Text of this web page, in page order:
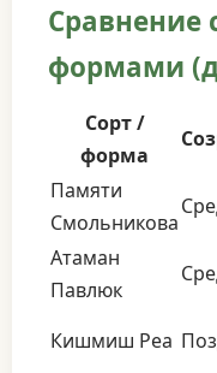
Сравнение
формами
Сорт /
форма
Памяти
Смольникова
Атаман
Павлюк
Кишмиш Реа